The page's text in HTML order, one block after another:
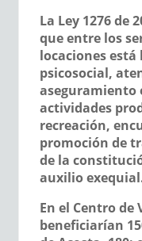
La Ley 1276 de
que entre los
locaciones
psicosocial,
aseguramiento
actividades
recreación,
promoción de
de la
auxilio
En el Centro de
beneficiarían